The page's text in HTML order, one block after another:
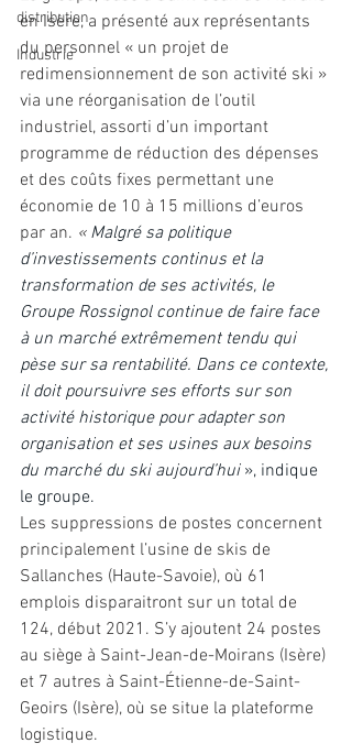
distribution
Industrie
en Isère, a présenté aux représentants
du personnel « un projet de
redimensionnement de son activité ski »
via une réorganisation de l’outil
industriel, assorti d’un important
programme de réduction des dépenses
et des coûts fixes permettant une
économie de 10 à 15 millions d’euros
par an. « Malgré sa politique
d’investissements continus et la
transformation de ses activités, le
Groupe Rossignol continue de faire face
à un marché extrêmement tendu qui
pèse sur sa rentabilité. Dans ce contexte,
il doit poursuivre ses efforts sur son
activité historique pour adapter son
organisation et ses usines aux besoins
du marché du ski aujourd’hui », indique
le groupe.
Les suppressions de postes concernent
principalement l’usine de skis de
Sallanches (Haute-Savoie), où 61
emplois disparaitront sur un total de
124, début 2021. S’y ajoutent 24 postes
au siège à Saint-Jean-de-Moirans (Isère)
et 7 autres à Saint-Étienne-de-Saint-
Geoirs (Isère), où se situe la plateforme
logistique.